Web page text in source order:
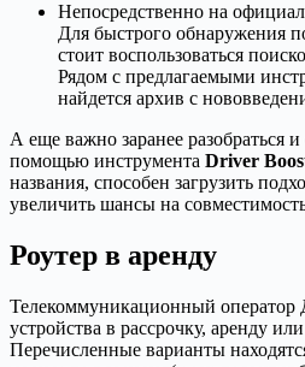
Непосредственно на
Для быстрого обнаружения
стоит воспользоваться
Рядом с предлагаемыми
найдется архив с
А еще важно заранее разобраться и
помощью инструмента Driver
названия, способен загрузить
увеличить шансы на
Роутер в аренду
Телекоммуникационный оператор
устройства в рассрочку, аренду
Перечисленные варианты